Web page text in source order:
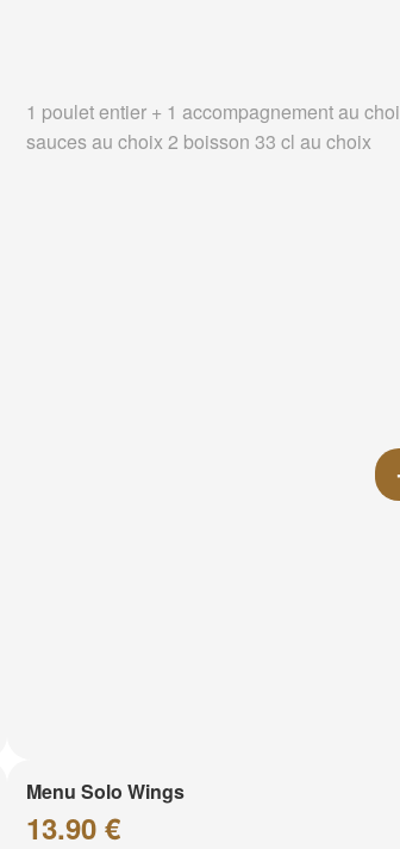
1 poulet entier + 1 accompagnement au
sauces au choix 2 boisson 33 cl au choix
Menu Solo Wings
13.90 €